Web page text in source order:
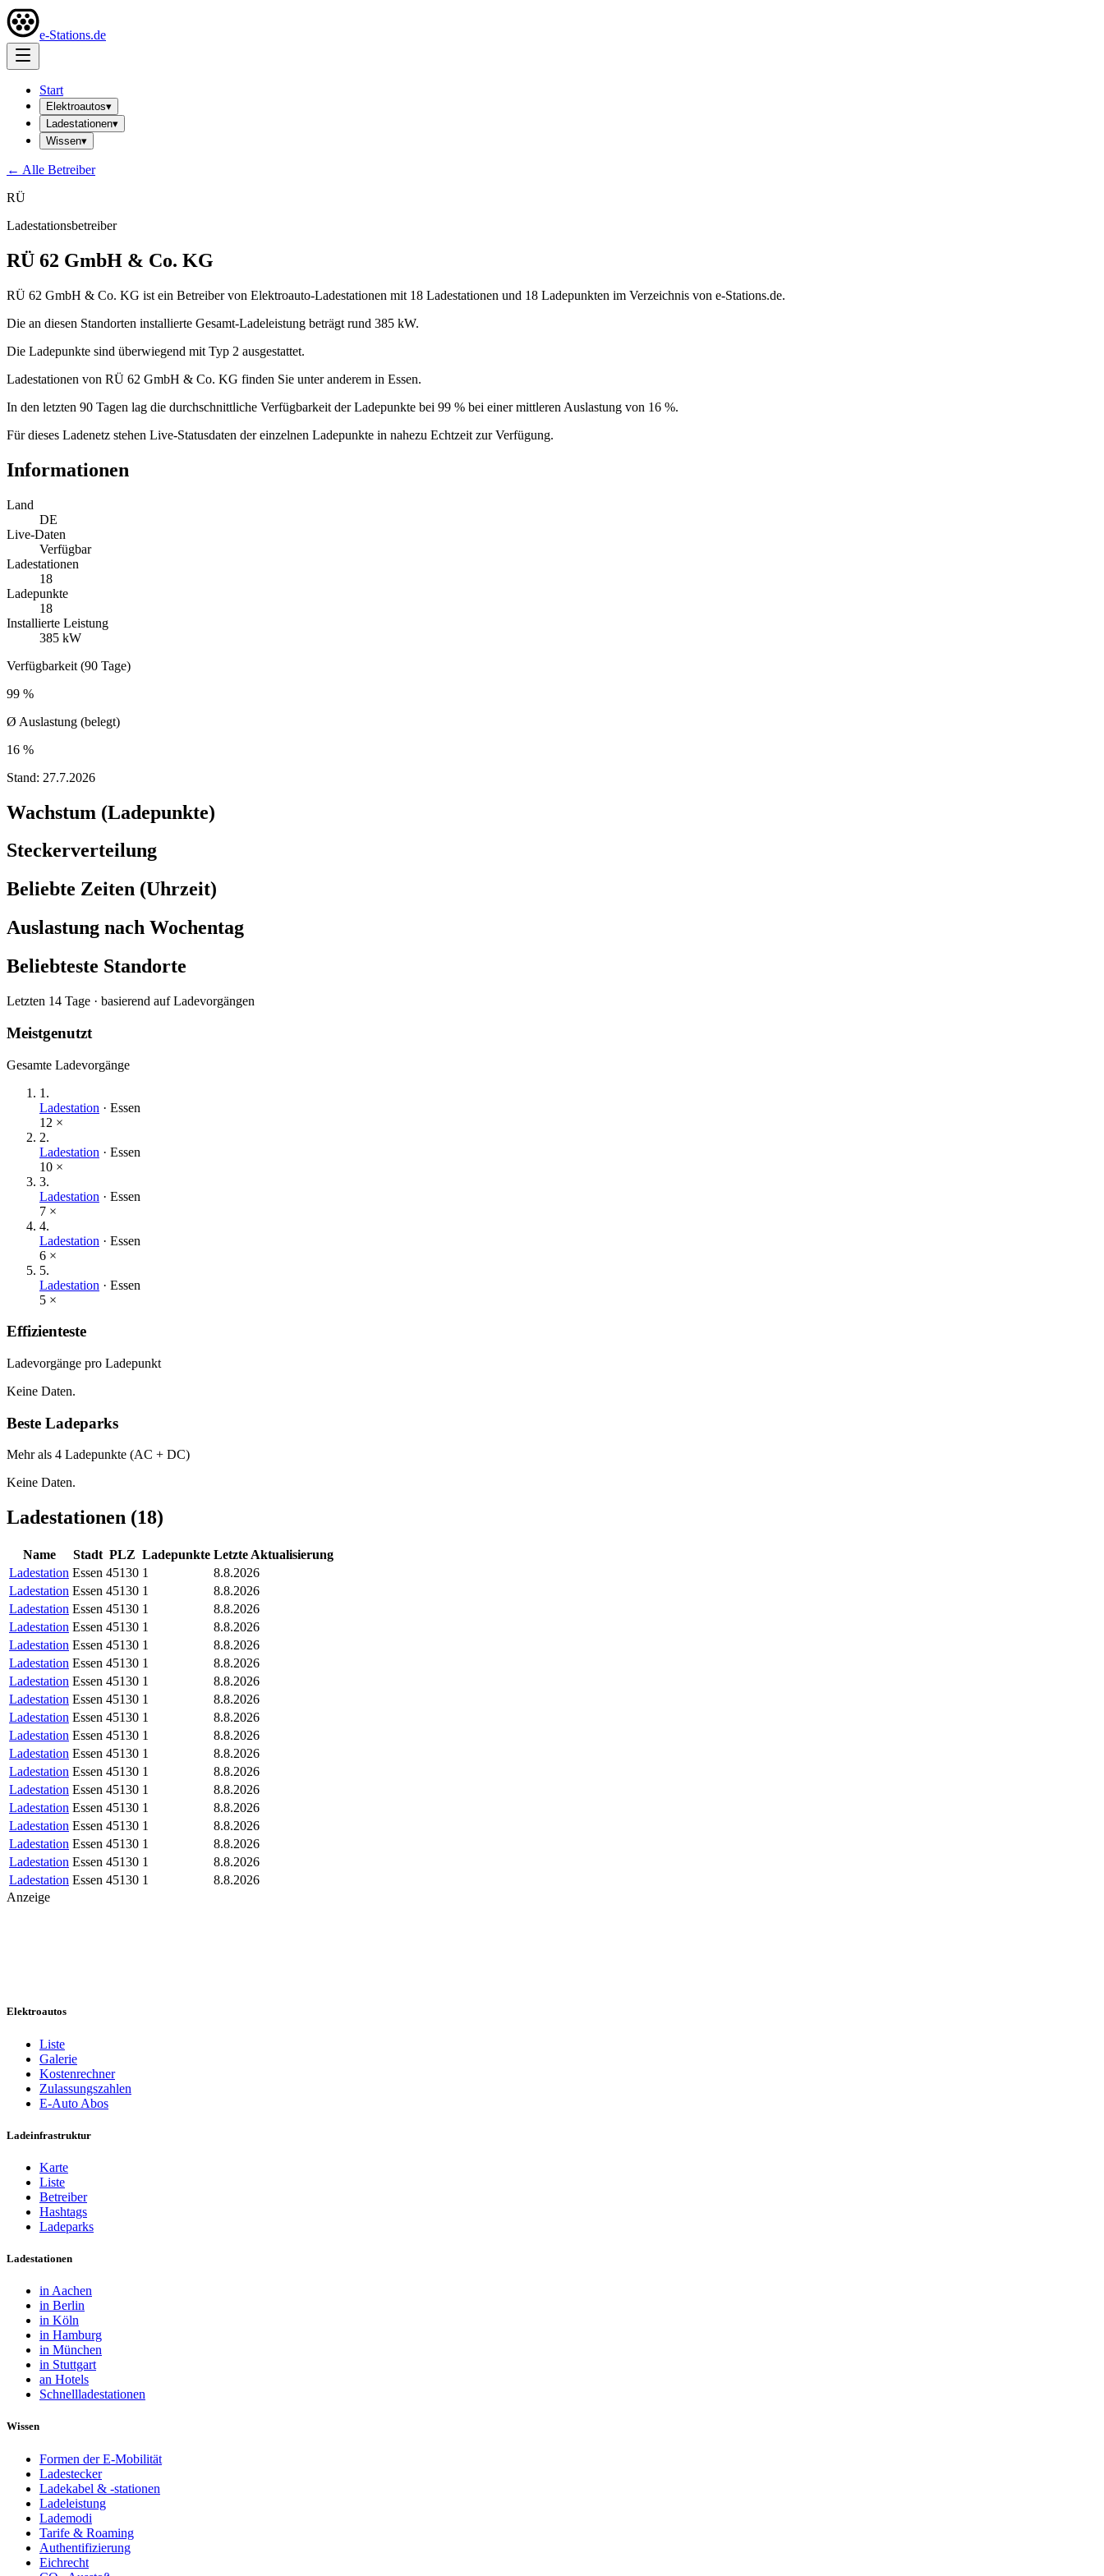
e-Stations.de
Start
Elektroautos▾
Ladestationen▾
Wissen▾
← Alle Betreiber
RÜ
Ladestationsbetreiber
RÜ 62 GmbH & Co. KG
RÜ 62 GmbH & Co. KG ist ein Betreiber von Elektroauto-Ladestationen mit 18 Ladestationen und 18 Ladepunkten im Verzeichnis von e-Stations.de.
Die an diesen Standorten installierte Gesamt-Ladeleistung beträgt rund 385 kW.
Die Ladepunkte sind überwiegend mit Typ 2 ausgestattet.
Ladestationen von RÜ 62 GmbH & Co. KG finden Sie unter anderem in Essen.
In den letzten 90 Tagen lag die durchschnittliche Verfügbarkeit der Ladepunkte bei 99 % bei einer mittleren Auslastung von 16 %.
Für dieses Ladenetz stehen Live-Statusdaten der einzelnen Ladepunkte in nahezu Echtzeit zur Verfügung.
Informationen
Land
DE
Live-Daten
Verfügbar
Ladestationen
18
Ladepunkte
18
Installierte Leistung
385 kW
Verfügbarkeit (90 Tage)
99 %
Ø Auslastung (belegt)
16 %
Stand: 27.7.2026
Wachstum (Ladepunkte)
Steckerverteilung
Beliebte Zeiten (Uhrzeit)
Auslastung nach Wochentag
Beliebteste Standorte
Letzten 14 Tage · basierend auf Ladevorgängen
Meistgenutzt
Gesamte Ladevorgänge
1 .
Ladestation · Essen
12 ×
2.
Ladestation · Essen
10 ×
3.
Ladestation · Essen
7 ×
4.
Ladestation · Essen
6 ×
5.
Ladestation · Essen
5 ×
Effizienteste
Ladevorgänge pro Ladepunkt
Keine Daten.
Beste Ladeparks
Mehr als 4 Ladepunkte (AC + DC)
Keine Daten.
Ladestationen (18)
Name Stadt PLZ Ladepunkte Letzte Aktualisierung
Ladestation Essen 45130 1
8.8.2026
Ladestation Essen 45130 1
8.8.2026
Ladestation Essen 45130 1
8.8.2026
Ladestation Essen 45130 1
8.8.2026
Ladestation Essen 45130 1
8.8.2026
Ladestation Essen 45130 1
8.8.2026
Ladestation Essen 45130 1
8.8.2026
Ladestation Essen 45130 1
8.8.2026
Ladestation Essen 45130 1
8.8.2026
Ladestation Essen 45130 1
8.8.2026
Ladestation Essen 45130 1
8.8.2026
Ladestation Essen 45130 1
8.8.2026
Ladestation Essen 45130 1
8.8.2026
Ladestation Essen 45130 1
8.8.2026
Ladestation Essen 45130 1
8.8.2026
Ladestation Essen 45130 1
8.8.2026
Ladestation Essen 45130 1
8.8.2026
Ladestation Essen 45130 1
8.8.2026
Anzeige
Elektroautos
Liste
Galerie
Kostenrechner
Zulassungszahlen
E-Auto Abos
Ladeinfrastruktur
Karte
Liste
Betreiber
Hashtags
Ladeparks
Ladestationen
in Aachen
in Berlin
in Köln
in Hamburg
in München
in Stuttgart
an Hotels
Schnellladestationen
Wissen
Formen der E-Mobilität
Ladestecker
Ladekabel & -stationen
Ladeleistung
Lademodi
Tarife & Roaming
Authentifizierung
Eichrecht